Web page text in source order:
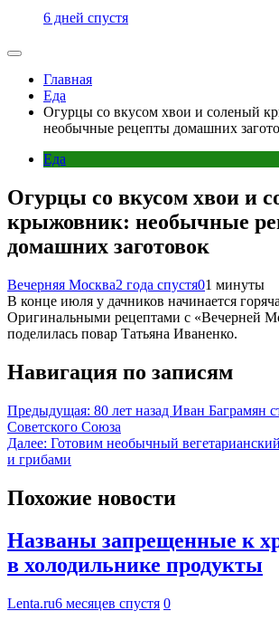
6 дней спустя
Главная
Еда
Огурцы со вкусом хвои и соленый
необычные рецепты домашних
Еда
Огурцы со вкусом хвои и
крыжовник: необычные
домашних заготовок
Вечерняя Москва2 года спустя01 минуты
В конце июля у дачников начинается
Оригинальными рецептами с «Вечерней
поделилась повар Татьяна Иваненко.
Навигация по записям
Предыдущая: 80 лет назад Иван Баграмян
Советского Союза
Далее: Готовим необычный
и грибами
Похожие новости
Названы запрещенные к
в холодильнике продукты
Lenta.ru6 месяцев спустя 0